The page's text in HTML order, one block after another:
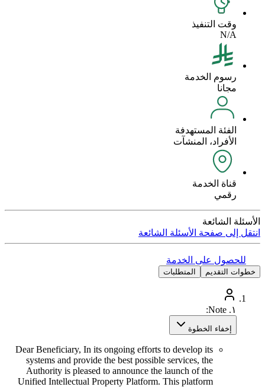
وقت التنفيذ
N/A
رسوم الخدمة
مجانا
الفئة المستهدفة
الأفراد، المنشآت
قناة الخدمة
رقمي
الأسئلة الشائعة
انتقل إلى صفحة الأسئلة الشائعة
للحصول على الخدمة
خطوات التقديم المتطلبات
١. Note:
إخفاء الخطوة
Dear Beneficiary, In its ongoing efforts to develop its
systems and provide the best possible services, the
Authority is pleased to announce the launch of the
Unified Intellectual Property Platform. This platform